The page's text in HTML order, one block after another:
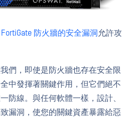
防火牆的安全漏洞 允許攻
們，即使是防火牆也存在安全限
中發揮著關鍵作用，但它們絕不
防線。與任何軟體一樣，設計、
漏洞，使您的關鍵資產暴露給惡